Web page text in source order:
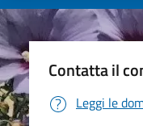
Contatta il
Leggi le